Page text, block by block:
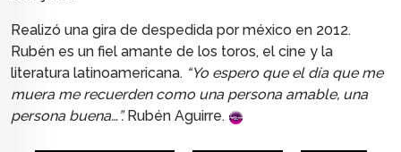
Realizó una gira de despedida por méxico en 2012.
Rubén es un fiel amante de los toros, el cine y la
literatura latinoamericana. “Yo espero que el día que me
muera me recuerden como una persona amable, una
persona buena…”.Rubén Aguirre.